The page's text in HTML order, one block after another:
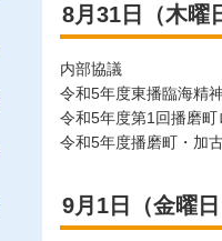
8月31日（木曜
内部協議
令和5年度東播臨海精
令和5年度第1回播磨
令和5年度播磨町・加
9月1日（金曜日